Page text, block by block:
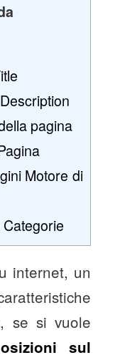
pagina
Motore di
internet, un
se si vuole
sul